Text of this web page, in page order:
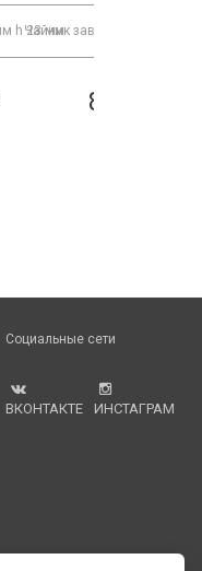
h 23 мм
Чайник заварочный с
879 Р
Социальные сети
ВКОНТАКТЕ ИНСТАГРАМ